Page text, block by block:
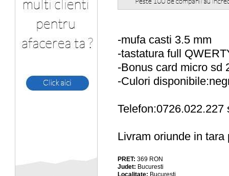
-mufa casti 3.5 mm
-tastatura full
-Bonus card micro sd
-Culori
Telefon:0726.022.227
Livram oriunde in
PRET: 369 RON
Judet: Bucuresti
Localitate: Bucuresti